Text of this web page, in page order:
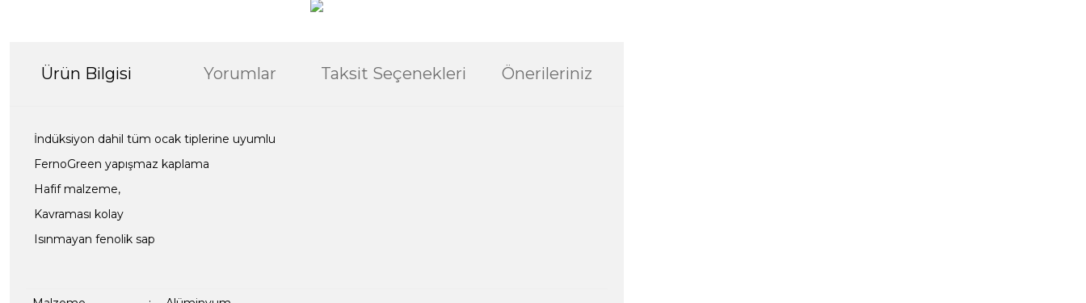
Ürün Bilgisi Yorumlar Taksit Seçenekleri Önerileriniz
İndüksiyon dahil tüm ocak tiplerine uyumlu
FernoGreen yapışmaz kaplama
Hafif malzeme,
Kavraması kolay
Isınmayan fenolik sap